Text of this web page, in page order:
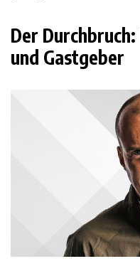
Der
und Gastgeber